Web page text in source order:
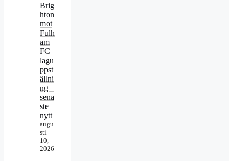
Brig
hton
mot
Fulh
am
FC
lagu
ppst
ällni
ng –
sena
ste
nytt
augu
sti
10,
2026